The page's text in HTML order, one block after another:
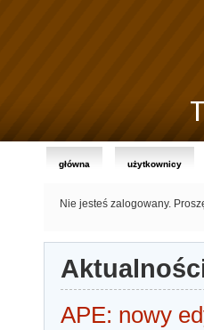
główna użytkownicy
Nie jesteś zalogowany.
APE: nowy